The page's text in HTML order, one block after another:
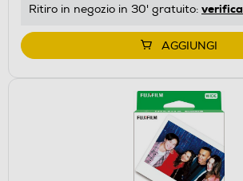
Ritiro in negozio in 30' gratuito: verifica
AGGIUNGI